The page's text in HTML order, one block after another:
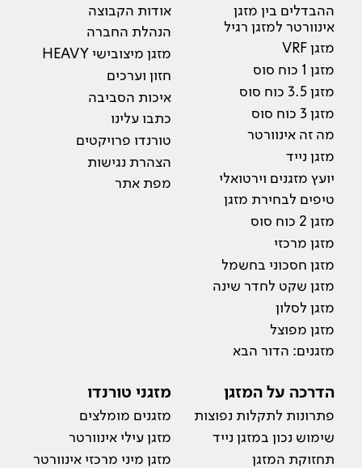
ההבדלים בין מזגן
אינוורטר למזגן רגיל
מזגן VRF
מזגן 1 כוח סוס
מזגן 3.5 כוח סוס
מזגן 3 כוח סוס
מה זה אינוורטר
מזגן נייד
יועץ מזגנים וירטואלי
טיפים לבחירת מזגן
מזגן 2 כוח סוס
מזגן מרכזי
מזגן חסכוני בחשמל
מזגן שקט לחדר שינה
מזגן לסלון
מזגן מפוצל
מזגנים: הדור הבא
אודות הקבוצה
הנהלת החברה
מזגן מיצובישי HEAVY
חזון וערכים
איכות הסביבה
כתבו עלינו
טורנדו פרויקטים
הצהרת נגישות
מפת אתר
הדרכה על המזגן
פתרונות לתקלות נפוצות
שימוש נכון במזגן נייד
תחזוקת המזגן
מזגני טורנדו
מזגנים מומלצים
מזגן עילי אינוורטר
מזגן מיני מרכזי אינוורטר